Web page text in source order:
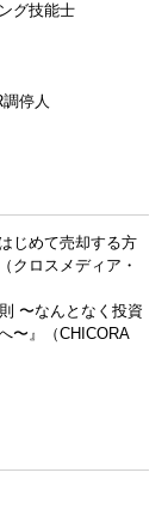
グ技能士
停人
じめて売却する方
クロスメディア・
〜なんとなく投資
〜』（CHICORA